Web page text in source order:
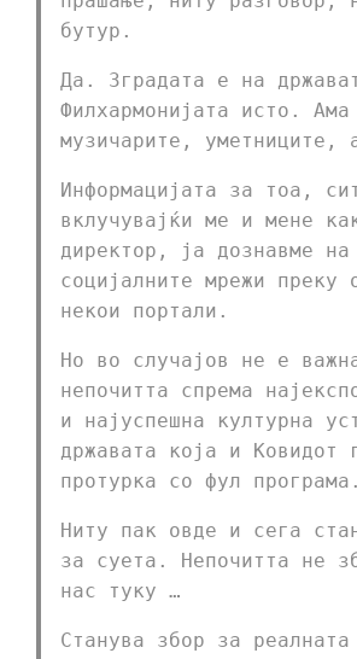
бутур.
Да. Зградата е на
Филхармонијата исто.
музичарите, уметниците,
Информацијата за тоа,
вклучувајќи ме и мене
директор, ја дознавме на
социјалните мрежи преку
некои портали.
Но во случајов не е
непочитта спрема
и најуспешна културна
државата која и Ковидот
протурка со фул програма.
Ниту пак овде и сега
за суета. Непочитта не
нас туку …
Станува збор за реалната